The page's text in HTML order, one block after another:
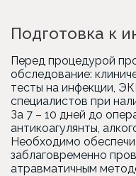
Подготовка к
Перед процедурой
обследование:
тесты на инфекции,
специалистов при
За 7 – 10 дней до
антикоагулянты,
Необходимо
заблаговременно
атравматичным